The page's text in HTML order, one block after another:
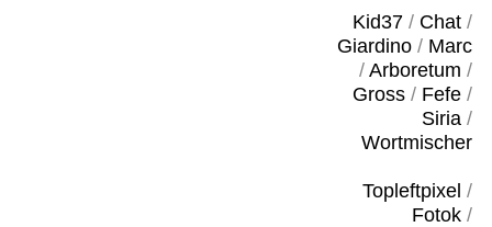
Kid37/ Chat/
Giardino/ Marc
/ Arboretum /
Gross/ Fefe/
Siria/
Wortmischer
Topleftpixel /
Fotok/